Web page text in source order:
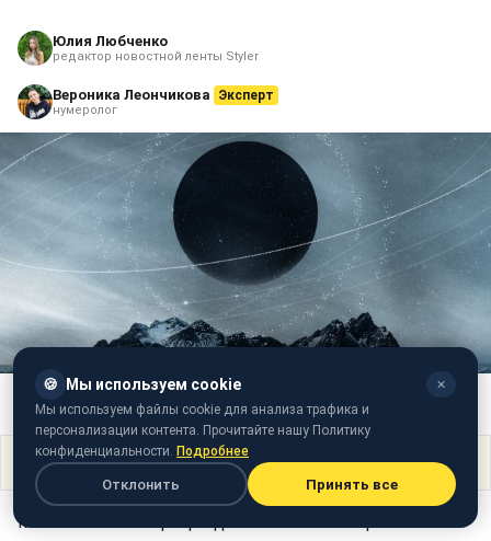
Юлия Любченко
редактор новостной ленты Styler
Вероника Леончикова Эксперт
нумеролог
Нумеролог описала, какие перемены произойдут в 2024-205 годах
(фото: Freepik)
Поделиться
Мы живем в матрице где очень много вариантов
🍪 Мы используем cookie ✕
Мы используем файлы cookie для анализа трафика и
персонализации контента. Прочитайте нашу Политику
конфиденциальности. Подробнее
Отклонить Принять все